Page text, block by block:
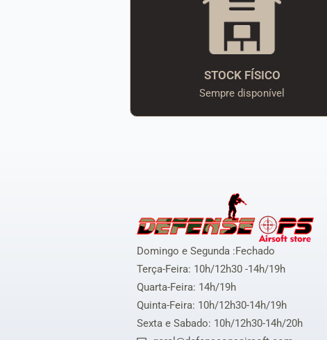
STOCK FÍSICO
Sempre disponível
Domingo e Segunda :Fechado
Terça-Feira: 10h/12h30 -14h/19h
Quarta-Feira: 14h/19h
Quinta-Feira: 10h/12h30-14h/19h
Sexta e Sabado: 10h/12h30-14h/20h